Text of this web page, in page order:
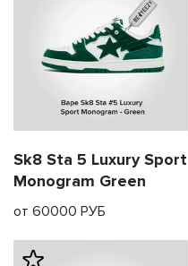
Sk8 Sta 5 Luxury Sport
Monogram Green
от 60000 РУБ